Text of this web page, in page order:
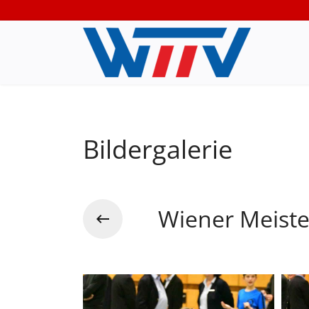
Bildergalerie
Wiener